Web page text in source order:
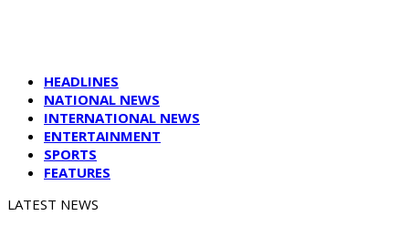
HEADLINES
NATIONAL NEWS
INTERNATIONAL NEWS
ENTERTAINMENT
SPORTS
FEATURES
LATEST NEWS